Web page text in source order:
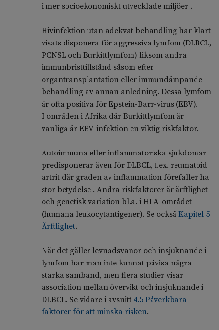
i mer socioekonomiskt utvecklade miljöer .
Hivinfektion utan adekvat behandling har klart
visats disponera för aggressiva lymfom (DLBCL,
PCNSL och Burkittlymfom) liksom andra
immunbristtillstånd såsom efter
organtransplantation eller immundämpande
behandling av annan anledning. Dessa lymfom
är ofta positiva för Epstein-Barr-virus (EBV).
I områden i Afrika där Burkittlymfom är
vanliga är EBV-infektion en viktig riskfaktor.
Autoimmuna eller inflammatoriska sjukdomar
predisponerar även för DLBCL, t.ex. reumatoid
artrit där graden av inflammation förefaller ha
stor betydelse . Andra riskfaktorer är ärftlighet
och genetisk variation bl.a. i HLA-området
(humana leukocytantigener). Se också Kapitel 5
Ärftlighet.
När det gäller levnadsvanor och insjuknande i
lymfom har man inte kunnat påvisa några
starka samband, men flera studier visar
association mellan övervikt och insjuknande i
DLBCL. Se vidare i avsnitt 4.5 Påverkbara
faktorer för att minska risken.